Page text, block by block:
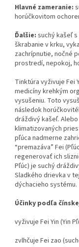
Hlavné zameranie:
horúčkovitom
Ďalšie: suchý kašeľ
škrabanie v krku,
zachrípnutie, nočné
prostredí, nepokoj,
Tinktúra vyživuje Fei
medicíny krehkým
vysušeniu. Toto
následok
dráždivý kašeľ.
klimatizovaných
pľúca nadmerne
“premazáva” Fei
regenerovať ich
Pľúc) je suchý
Sladkého drievka v
dýchacieho systému.
Účinky podľa
vyživuje Fei Yin (Yin
zvlhčuje Fei zao